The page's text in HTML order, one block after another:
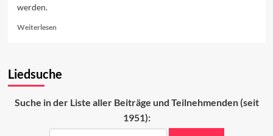
werden.
WeiterlesenRead
erweiterte
Liedsuche
Suche in der Liste aller Beiträge und Teilnehmenden (seit
1951):